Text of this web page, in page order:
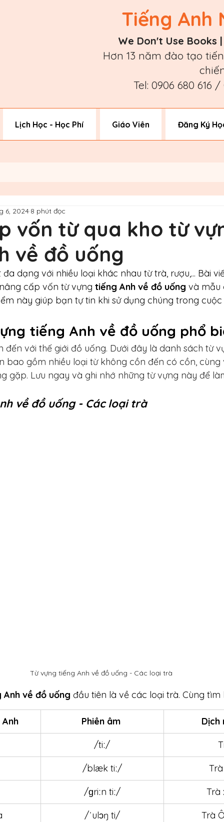
Tiếng Anh
We Don't Use
Hơn 13 năm đào tạo
Tel: 0906 680 616
Lịch Học - Học Phí Giáo Viên Đăng Ký
vốn từ qua kho từ
về đồ uống
6, 2024 8 phút đọc
dạng với nhiều loại khác nhau từ trà, rượu,... Bài
cấp vốn từ vựng tiếng Anh về đồ uống và mẫu
này giúp bạn tự tin khi sử dụng chúng trong
tiếng Anh về đồ uống phổ
đến với thế giới đồ uống. Dưới đây là danh sách từ
bao gồm nhiều loại từ không cồn đến có cồn, cùng
gặp. Lưu ngay và ghi nhớ những từ vựng này để
về đồ uống - Các loại trà
Từ vựng tiếng Anh về đồ uống - Các loại trà
Anh về đồ uống đầu tiên là về các loại trà. Cùng tìm
Phiên âm Dịch
/tiː/
/blæk tiː/
/ɡriːn tiː/ Trà
/ˈulɔŋ ti/ Trà